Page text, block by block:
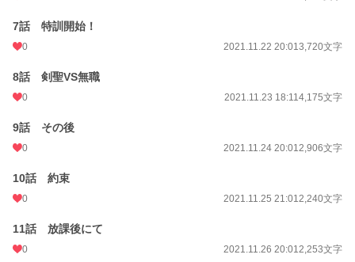
7話 特訓開始！
0 2021.11.22 20:013,720文字
8話 剣聖VS無職
0 2021.11.23 18:114,175文字
9話 その後
0 2021.11.24 20:012,906文字
10話 約束
0 2021.11.25 21:012,240文字
11話 放課後にて
0 2021.11.26 20:012,253文字